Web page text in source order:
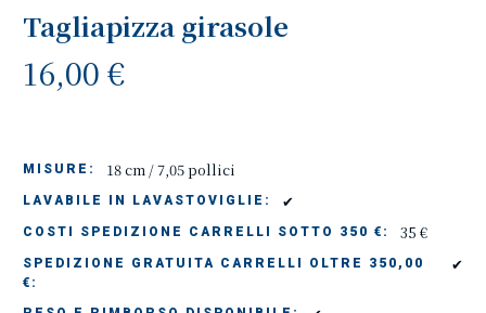
Tagliapizza girasole
16,00 €
MISURE: 18 cm / 7,05 pollici
LAVABILE IN LAVASTOVIGLIE: ✔
COSTI SPEDIZIONE CARRELLI SOTTO 350 €: 35 €
SPEDIZIONE GRATUITA CARRELLI OLTRE 350,00
€:
✔